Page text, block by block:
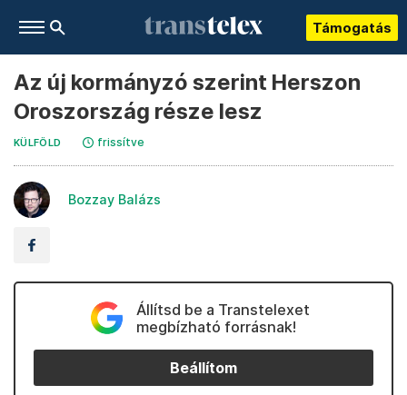
Támogatás
Az új kormányzó szerint Herszon
Oroszország része lesz
KÜLFÖLD frissítve
Bozzay Balázs
Állítsd be a Transtelexet
megbízható forrásnak!
Beállítom